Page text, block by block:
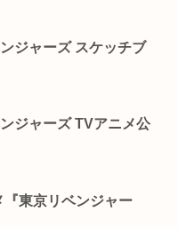
ジャーズ スケッチブ
ジャーズ TVアニメ公
『東京リベンジャー